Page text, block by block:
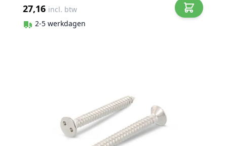
27,16 incl. btw
2-5 werkdagen